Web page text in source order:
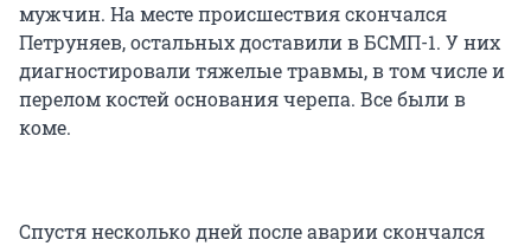
мужчин. На месте происшествия скончался
Петруняев, остальных доставили в БСМП-1. У них
диагностировали тяжелые травмы, в том числе и
перелом костей основания черепа. Все были в
коме.
Спустя несколько дней после аварии скончался